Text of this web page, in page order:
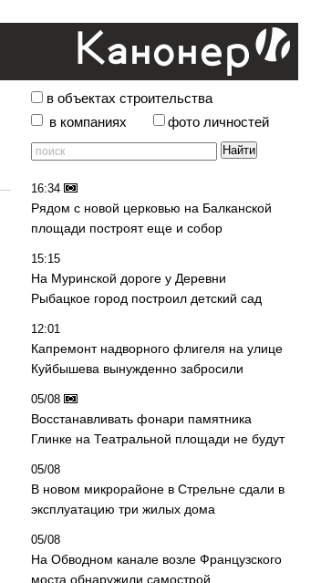
в объектах строительства
в компаниях
фото личностей
16:34
Рядом с новой церковью на Балканской
площади построят еще и собор
15:15
На Муринской дороге у Деревни
Рыбацкое город построил детский сад
12:01
Капремонт надворного флигеля на улице
Куйбышева вынужденно забросили
05/08
Восстанавливать фонари памятника
Глинке на Театральной площади не будут
05/08
В новом микрорайоне в Стрельне сдали в
эксплуатацию три жилых дома
05/08
На Обводном канале возле Французского
моста обнаружили самострой